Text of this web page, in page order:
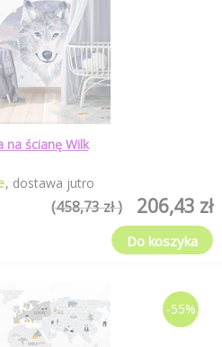
na ścianę Wilk
dostawa jutro
206,43 zł
(458,73 zł )
Do koszyka
-55%